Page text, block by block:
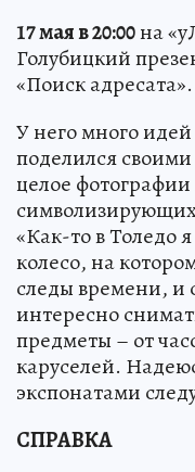
17 мая в 20:00на
Голубицкий
«Поиск адресата».
У него много
поделился
целое
«Как-то в Толедо
колесо, на
следы времени, и
интересно
предметы – от
каруселей.
экспонатами
СПРАВКА